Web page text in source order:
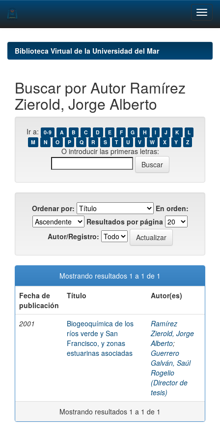
navigationBiblioteca Virtual de la Universidad del Mar
Buscar por Autor Ramírez
Zierold, Jorge Alberto
Ir a: 0-9 A B C D E F G H I J K
L
M
N O P Q R S T U V W X Y Z
O introducir las primeras letras:
Ordenar por:
En orden:
Resultados por página
Autor/Registro:
Mostrando resultados 1 a 1 de 1
Fecha de
publicación
Título Autor(es)
2001
Biogeoquímica de los
ríos verde y San
Francisco, y zonas
estuarinas asociadas
Ramírez
Zierold, Jorge
Alberto;
Guerrero
Galván, Saúl
Rogelio
(Director de
tesis)
Mostrando resultados 1 a 1 de 1